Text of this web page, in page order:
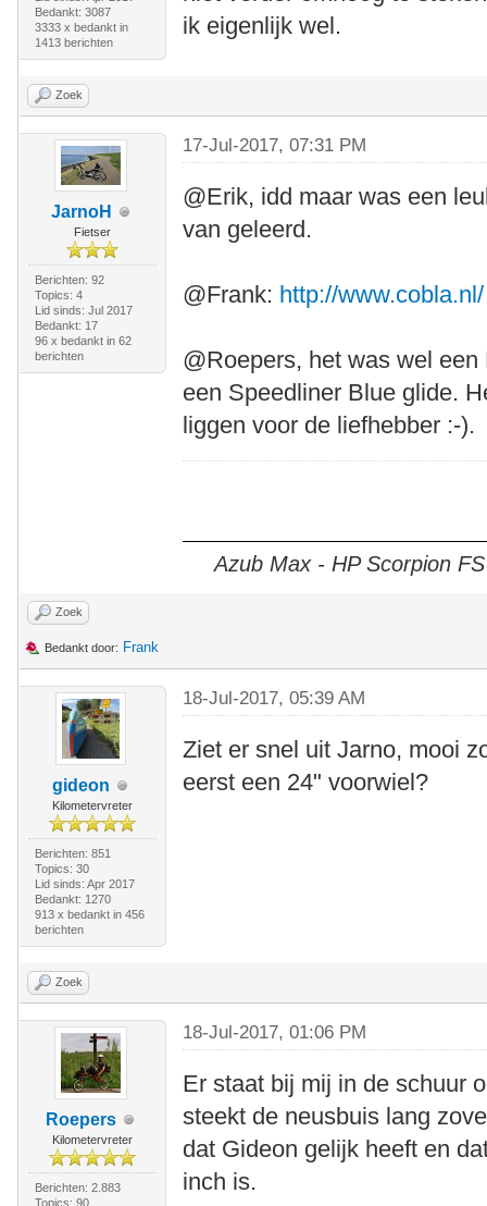
Bedankt: 3087
3333 x bedankt in
1413 berichten
ik eigenlijk wel.
Zoek
JarnoH
Fietser
Berichten: 92
Topics: 4
Lid sinds: Jul 2017
Bedankt: 17
96 x bedankt in 62
berichten
17-Jul-2017, 07:31 PM
@Erik, idd maar was een
van geleerd.
@Frank: http://www.cobla.nl/
@Roepers, het was wel
een Speedliner Blue glide.
liggen voor de liefhebber :-).
Azub Max - HP Scorpion FS
Zoek
Bedankt door: Frank
gideon
Kilometervreter
Berichten: 851
Topics: 30
Lid sinds: Apr 2017
Bedankt: 1270
913 x bedankt in 456
berichten
18-Jul-2017, 05:39 AM
Ziet er snel uit Jarno, mooi
eerst een 24" voorwiel?
Zoek
Roepers
Kilometervreter
Berichten: 2.883
Topics: 90
18-Jul-2017, 01:06 PM
Er staat bij mij in de schuur
steekt de neusbuis lang
dat Gideon gelijk heeft en
inch is.